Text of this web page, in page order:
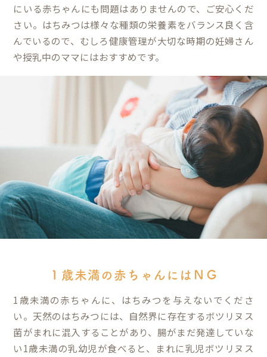
にいる赤ちゃんにも問題はありませんので、ご安心くだ
さい。はちみつは様々な種類の栄養素をバランス良く含
んでいるので、むしろ健康管理が大切な時期の妊婦さん
や授乳中のママにはおすすめです。
１歳未満の赤ちゃんにはＮＧ
1歳未満の赤ちゃんに、はちみつを与えないでくださ
い。天然のはちみつには、自然界に存在するボツリヌス
菌がまれに混入することがあり、腸がまだ発達していな
い1歳未満の乳幼児が食べると、まれに乳児ボツリヌス